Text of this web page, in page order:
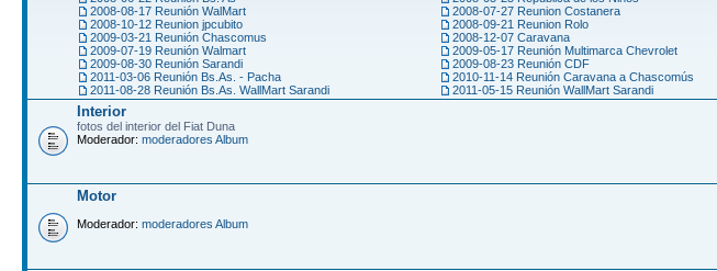
2008-07-27 Reunion Costanera
2008-08-17 Reunión WalMart
2008-09-21 Reunion Rolo
2008-10-12 Reunion jpcubito
2008-12-07 Caravana
2009-03-21 Reunión Chascomus
2009-05-17 Reunión Multimarca Chevrolet
2009-07-19 Reunión Walmart
2009-08-23 Reunión CDF
2009-08-30 Reunión Sarandi
2010-11-14 Reunión Caravana a Chascomús
2011-03-06 Reunión Bs.As. - Pacha
2011-05-15 Reunión WallMart Sarandi
2011-08-28 Reunión Bs.As. WallMart Sarandi
Interior
fotos del interior del Fiat Duna
Moderador: moderadores Album
Motor
Moderador: moderadores Album